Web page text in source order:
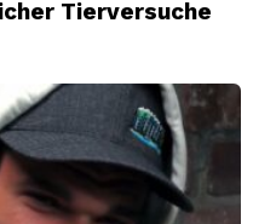
Tierversuche